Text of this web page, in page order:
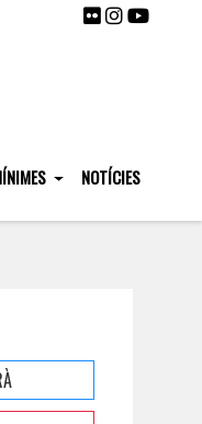
NOTÍCIES